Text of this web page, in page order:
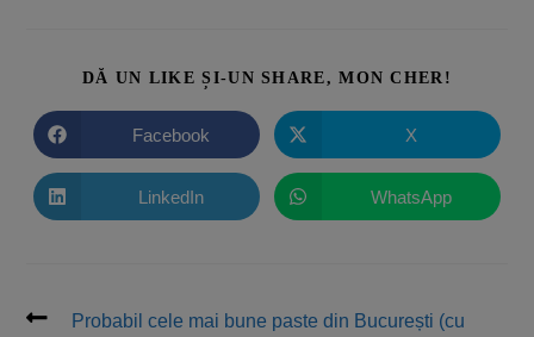
DĂ UN LIKE ȘI-UN SHARE, MON CHER!
Facebook X
LinkedIn WhatsApp
Probabil cele mai bune paste din București (cu